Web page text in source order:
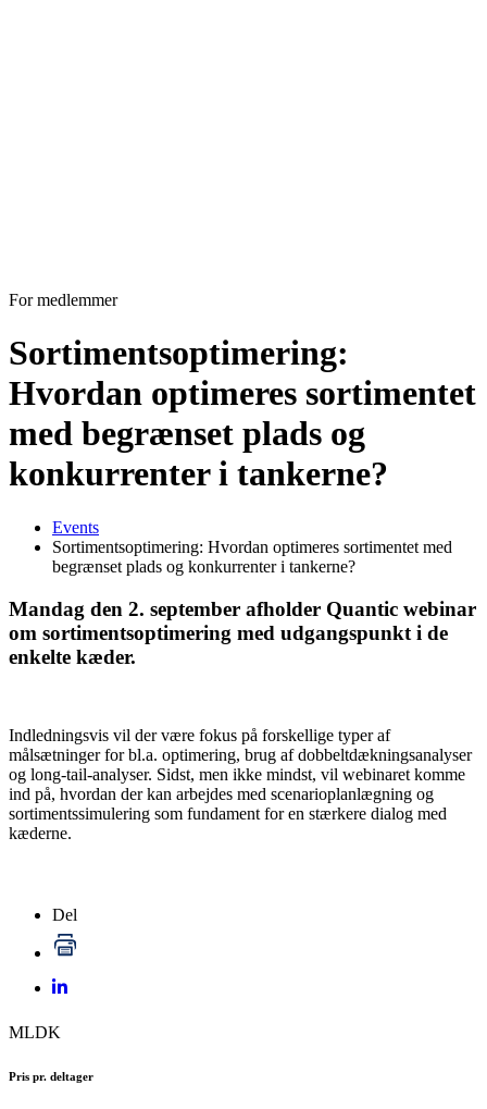
For medlemmer
Sortimentsoptimering:
Hvordan optimeres sortimentet
med begrænset plads og
konkurrenter i tankerne?
Events
Sortimentsoptimering: Hvordan optimeres sortimentet med
begrænset plads og konkurrenter i tankerne?
Mandag den 2. september afholder Quantic webinar
om sortimentsoptimering med udgangspunkt i de
enkelte kæder.
Indledningsvis vil der være fokus på forskellige typer af
målsætninger for bl.a. optimering, brug af dobbeltdækningsanalyser
og long-tail-analyser. Sidst, men ikke mindst, vil webinaret komme
ind på, hvordan der kan arbejdes med scenarioplanlægning og
sortimentssimulering som fundament for en stærkere dialog med
kæderne.
Del
MLDK
Pris pr. deltager